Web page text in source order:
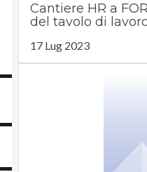
Cantiere HR a
del tavolo di
17 Lug 2023